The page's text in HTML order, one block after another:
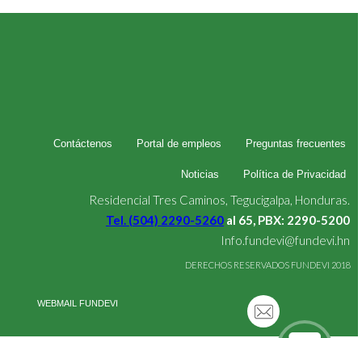
Contáctenos Portal de empleos Preguntas frecuentes
Noticias Política de Privacidad
Residencial Tres Caminos, Tegucigalpa, Honduras.
Tel. (504) 2290-5260 al 65, PBX: 2290-5200
Info.fundevi@fundevi.hn
DERECHOS RESERVADOS FUNDEVI 2018
WEBMAIL FUNDEVI